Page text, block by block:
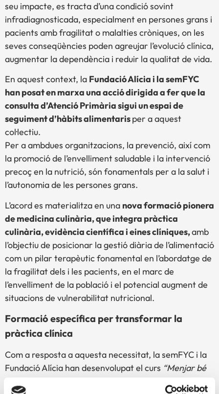
seu impacte, es tracta d’una condició sovint
infradiagnosticada, especialment en persones grans i
pacients amb fragilitat o malalties cròniques, on les
seves conseqüències poden agreujar l’evolució clínica,
augmentar la dependència i reduir la qualitat de vida.
En aquest context, la Fundació Alícia i la semFYC
han posat en marxa una acció dirigida a fer que la
consulta d’Atenció Primària sigui un espai de
seguiment d’hàbits alimentarisper a aquest
col·lectiu.
Per a ambdues organitzacions, la prevenció, així com
la promoció de l’envelliment saludable i la intervenció
precoç en la nutrició, són fonamentals per a la salut i
l’autonomia de les persones grans.
L’acord es materialitza en una nova formació pionera
de medicina culinària, que integra pràctica
culinària, evidència científica i eines clíniques,amb
l’objectiu de posicionar la gestió diària de l’alimentació
com un pilar terapèutic fonamental en l’abordatge de
la fragilitat dels i les pacients, en el marc de
l’envelliment de la població i el potencial augment de
situacions de vulnerabilitat nutricional.
Formació específica per transformar la
pràctica clínica
Com a resposta a aquesta necessitat, la semFYC i la
Fundació Alícia han desenvolupat el curs “Menjar bé